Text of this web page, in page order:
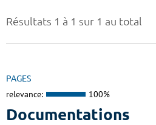
Résultats 1 à 1 sur 1 au total
PAGES
relevance: 100%
Documentations